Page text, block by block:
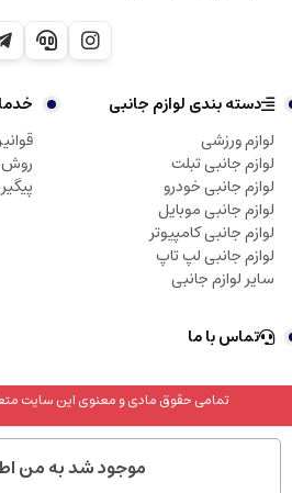
موجود شد به من
دسته بندی لوازم جانبی
لوازم ورزشی
لوازم جانبی تبلت
لوازم جانبی خودرو
لوازم جانبی موبایل
لوازم جانبی کامپیوتر
لوازم جانبی لپ تاپ
سایر لوازم جانبی
روش
تماس با ما
تمامی حقوق مادی و معنوی این سایت